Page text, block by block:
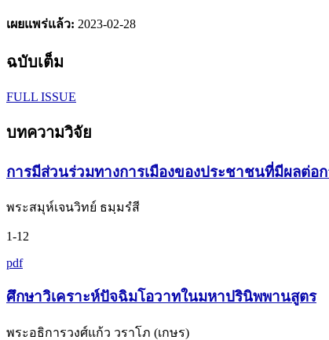
เผยแพร่แล้ว: 2023-02-28
ฉบับเต็ม
FULL ISSUE
บทความวิจัย
การมีส่วนร่วมทางการเมืองของประชาชนที่มีผลต่อ
พระสมุห์เจนวิทย์ ธมฺมรํสี
1-12
pdf
ศึกษาวิเคราะห์ปัจฉิมโอวาทในมหาปรินิพพานสูตร
พระอธิการวงศ์แก้ว วราโภ (เกษร)